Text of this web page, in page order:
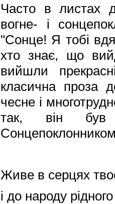
Часто в листах
вогне- і
"Сонце! Я тобі
хто знає, що
вийшли
класична проза
чесне і
так, він був
Живе в серцях
і до народу